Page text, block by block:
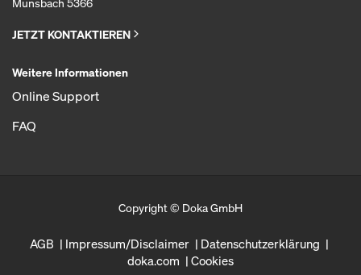
JETZT KONTAKTIEREN
Weitere Informationen
Online Support
FAQ
Copyright © Doka GmbH
AGB Impressum/Disclaimer
Datenschutzerklärung
doka.com
Cookies